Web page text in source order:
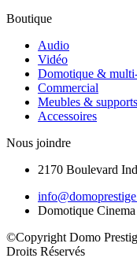
Boutique
Audio
Vidéo
Domotique &
Commercial
Meubles & supports
Accessoires
Nous joindre
2170 Boulevard
Domotique
©Copyright Domo
Droits Réservés